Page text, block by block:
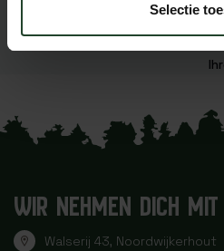
Selectie
WIR NEHMEN DICH
Walserij 43, Noordwijkerhout